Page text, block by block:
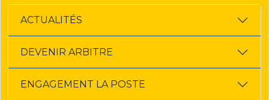
ACTUALITÉS
DEVENIR ARBITRE
ENGAGEMENT LA POSTE